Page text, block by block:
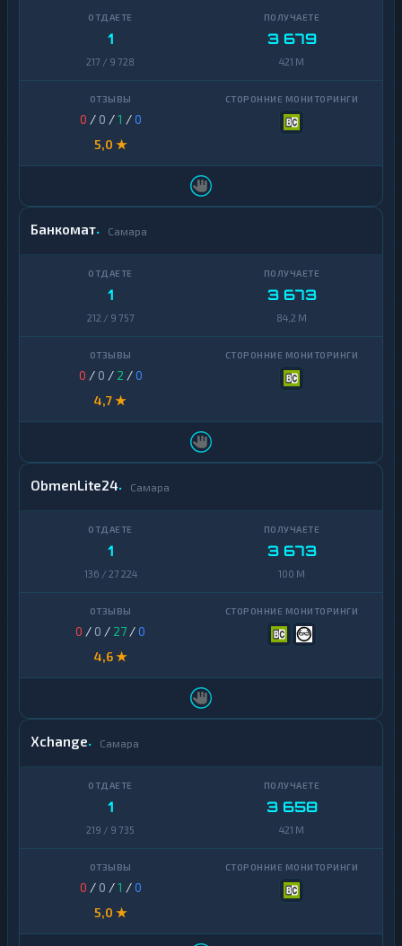
1
217 / 9 728
3 679
421 M
0 / 0 /1 /0
5,0 ★
Банкомат Самара
1
212 / 9 757
3 673
84,2 M
0 / 0 / 2 /0
4,7 ★
ObmenLite24 Самара
1
136 / 27 224
3 673
100 M
0 / 0 / 27 /0
4,6 ★
Xchange Самара
1
219 / 9 735
3 658
421 M
0 / 0 /1 /0
5,0 ★